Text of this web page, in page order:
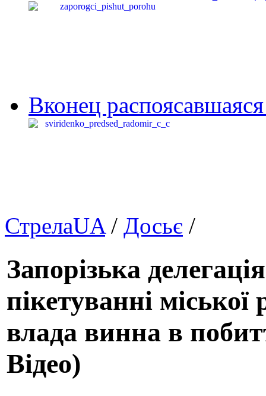
Вконец
СтрелаUA/ Досьє /
Запорізька
пікетуванні
влада винна в
Відео)